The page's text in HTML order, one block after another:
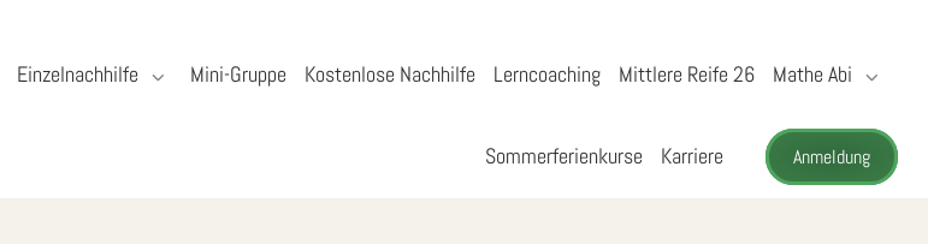
Einzelnachhilfe Mini-Gruppe Kostenlose Nachhilfe Lerncoaching Mittlere Reife 26 Mathe Abi
Sommerferienkurse Karriere Anmeldung